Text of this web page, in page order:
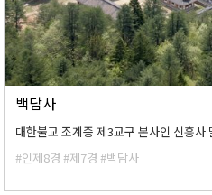
백담사
#인제8경 #제7경 #백담사